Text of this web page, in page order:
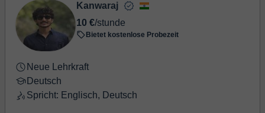
Kanwaraj
10 €/stunde
Bietet kostenlose Probezeit
Neue Lehrkraft
Deutsch
Spricht: Englisch, Deutsch